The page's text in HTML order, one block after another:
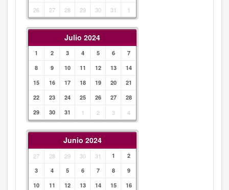
26
27 28 29 30 31 1
Julio 2024
1 2 3 4 5 6
7
8
9 10 11 12 13
14
15
16 17 18 19 20
21
22
23 24 25 26 27
28
29
30 31 1 2 3 4
Junio 2024
27 28 29 30 31 1
2
3
4 5 6 7 8
9
10
11 12 13 14 15
16